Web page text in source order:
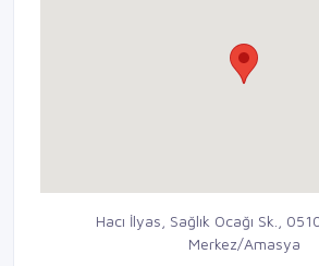
Hacı İlyas, Sağlık Ocağı Sk.,
Merkez/Amasya